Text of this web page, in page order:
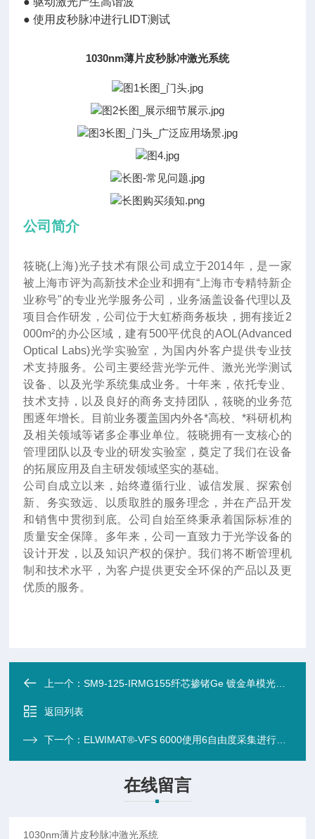
●使用皮秒脉冲进行LIDT测试
1030nm薄片皮秒脉冲激光系统
公司简介
筱晓(上海)光子技术有限公司成立于2014年 ， 是一家
被上海市评为高新技术企业和拥有“上海市专精特新企
业称号"的专业光学服务公司，业务涵盖设备代理以及
项目合作研发，公司位于大虹桥商务板块，拥有接近2
000m²的办公区域，建有500平优良的AOL(Advanced
Optical Labs)光学实验室，为国内外客户提供专业技
术支持服务。公司主要经营光学元件、激光光学测试
设备、以及光学系统集成业务。十年来 ，依托专业、
技术支持，以及良好的商务支持团队，筱晓的业务范
围逐年增长。目前业务覆盖国内外各*高校、*科研机构
及相关领域等诸多企事业单位。筱晓拥有一支核心的
管理团队以及专业的研发实验室，奠定了我们在设备
的拓展应用及自主研发领域坚实的基础。
公司自成立以来，始终遵循行业、诚信发展、探索创
新、务实致远、以质取胜的服务理念，并在产品开发
和销售中贯彻到底。公司自始至终秉承着国际标准的
质量安全保障。多年来，公司一直致力于光学设备的
设计开发，以及知识产权的保护。我们将不断管理机
制和技术水平，为客户提供更安全环保的产品以及更
优质的服务。
上一个：SM9-125-IRMG155纤芯掺锗Ge 镀金单模光纤（纤芯9um 金属化光纤）
返回列表
下一个： ELWIMAT®-VFS 6000使用6自由度采集进行三维体积校准坐标测量机（精密定位/光学平台）
在线留言